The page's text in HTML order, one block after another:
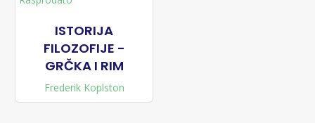
ISTORIJA
FILOZOFIJE -
GRČKA I RIM
Frederik Koplston